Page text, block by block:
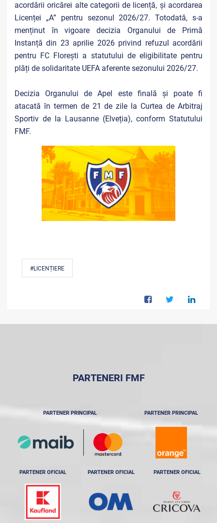
acordării oricărei alte categorii de licență, și acordarea
Licenței „A” pentru sezonul 2026/27. Totodată, s-a
menținut în vigoare decizia Organului de Primă
Instanță din 23 aprilie 2026 privind refuzul acordării
pentru FC Florești a statutului de eligibilitate pentru
plăți de solidaritate UEFA aferente sezonului 2026/27.
Decizia Organului de Apel este finală și poate fi
atacată în termen de 21 de zile la Curtea de Arbitraj
Sportiv de la Lausanne (Elveția), conform Statutului
FMF.
#LICENȚIERE
PARTENERI FMF
PARTENER PRINCIPAL PARTENER PRINCIPAL
PARTENER OFICIAL PARTENER OFICIAL PARTENER OFICIAL